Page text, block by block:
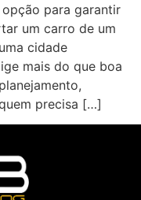
para garantir
um carro de um
cidade
mais do que boa
precisa […]